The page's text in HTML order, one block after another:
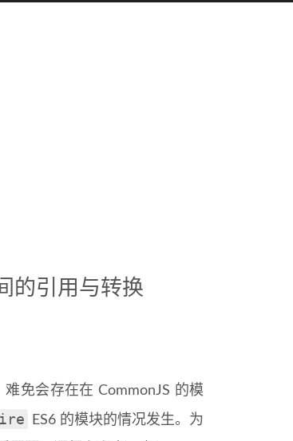
的引用与转换
免会存在在 CommonJS 的模
ES6 的模块的情况发生。为